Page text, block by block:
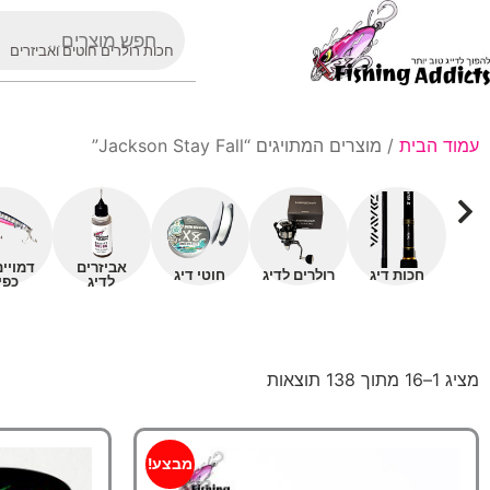
חכות רולרים חוטים ואביזרים
עמוד הבית / מוצרים המתויגים “Jackson Stay Fall”
חכות דיג רולרים לדיג חוטי דיג
אביזרים
לדיג
מציג 1–16 מתוך 138 תוצאות
מבצע!